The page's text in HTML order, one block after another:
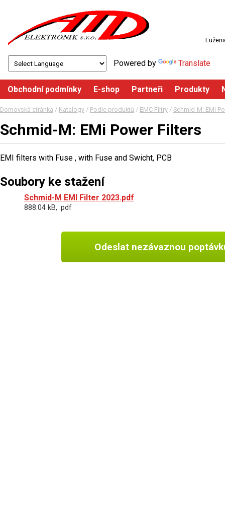
Powered by Translate
Obchodní podmínky E-shop Partneři Produkty
Domovská stránka / Katalogy / Podle produktů / EMC Filtry / Schmid-M: EMi
Schmid-M: EMi Power Filters
EMI filters with Fuse , with Fuse and Swicht, PCB
Soubory ke stažení
Schmid-M EMI Filter 2023.pdf
888.04 kB, .pdf
Odeslat nezávaznou